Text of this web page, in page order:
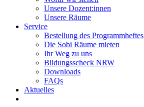
Unsere Dozent:innen
Unsere Räume
Service
Bestellung des Programmheftes
Die Sobi Räume mieten
Ihr Weg zu uns
Bildungsscheck NRW
Downloads
FAQs
Aktuelles